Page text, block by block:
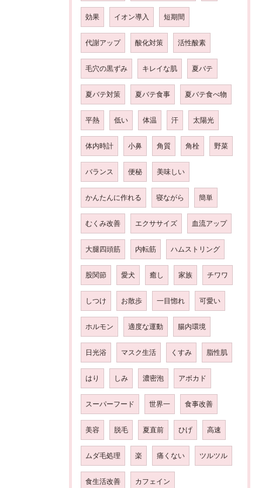
効果 イオン導入 短期間
代謝アップ 酸化対策 活性酸素
毛穴の黒ずみ キレイな肌 夏バテ
夏バテ対策 夏バテ食事 夏バテ食べ物
平熱 低い 体温 汗 太陽光
体内時計 小鼻 角質 角栓 野菜
バランス 便秘 美味しい
かんたんに作れる 寝ながら 簡単
むくみ改善 エクササイズ 血流アップ
大腿四頭筋 内転筋 ハムストリング
股関節 愛犬 癒し 家族 チワワ
しつけ お散歩 一目惚れ 可愛い
ホルモン 適度な運動 腸内環境
日光浴 マスク生活 くすみ 脂性肌
はり しみ 濃密泡 アボカド
スーパーフード 世界一 食事改善
美容 脱毛 夏直前 ひげ 高速
ムダ毛処理 楽 痛くない ツルツル
食生活改善 カフェイン